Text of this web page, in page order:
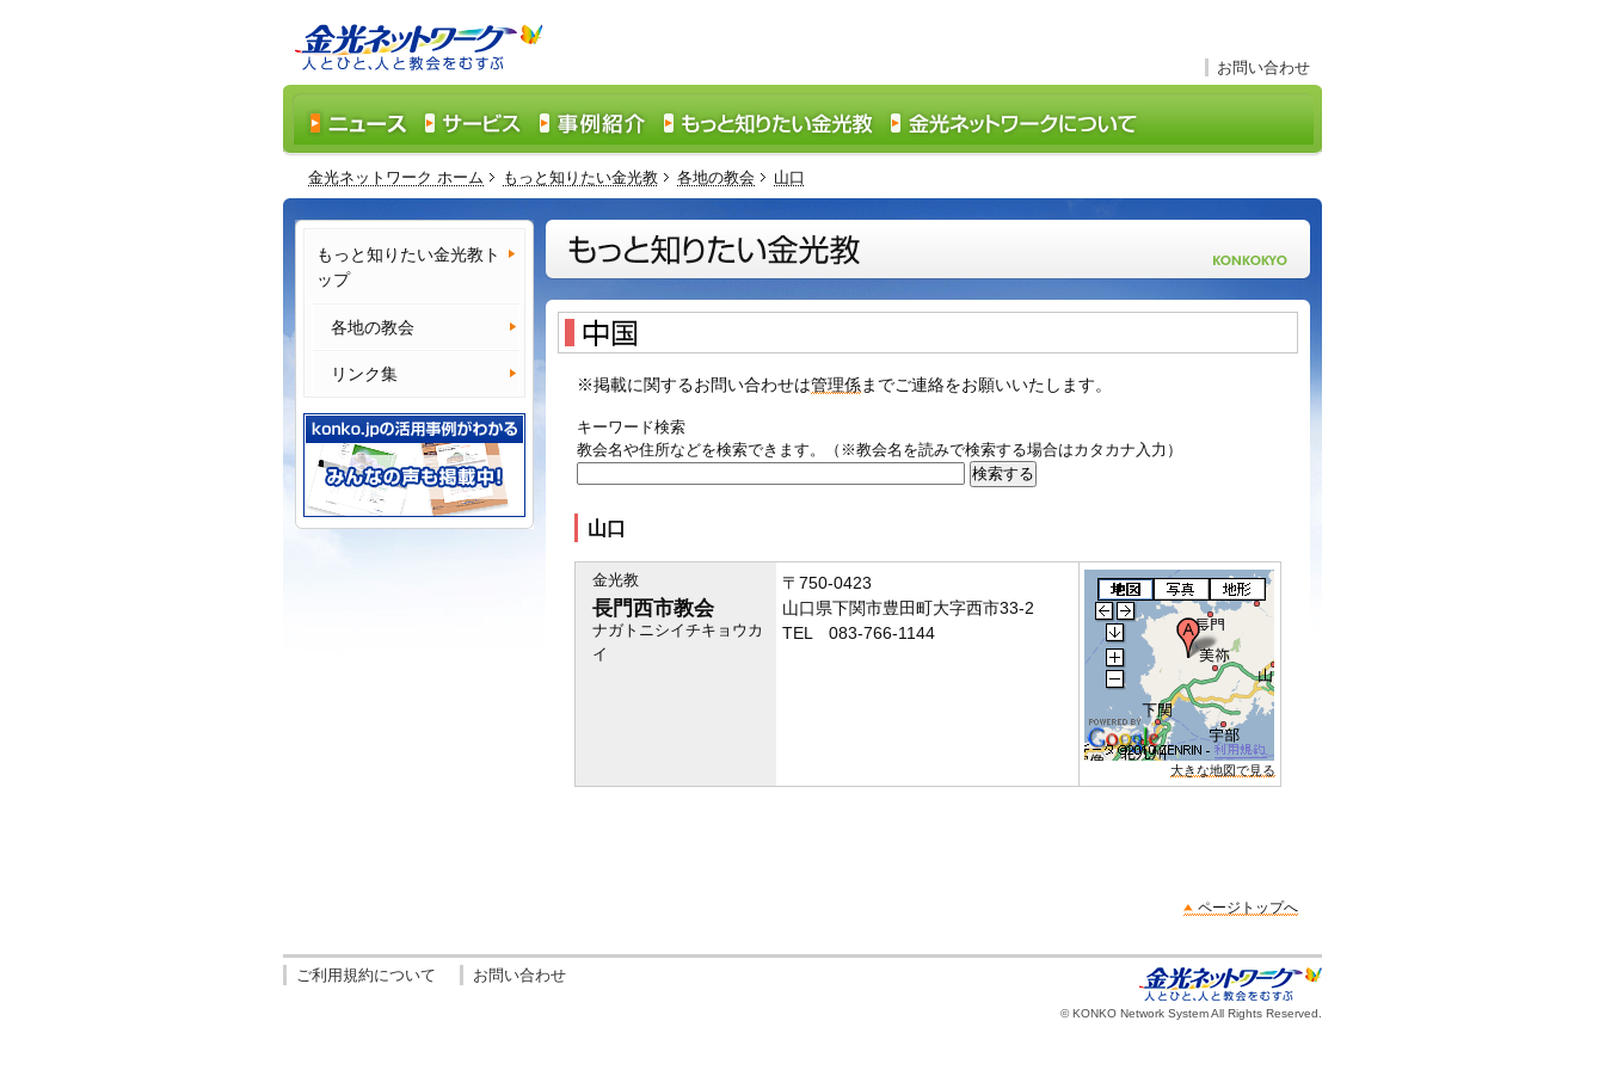
お問い合わせ
金光ネットワーク ホーム もっと知りたい金光教 各地の教会 山口
※掲載に関するお問い合わせは管理係までご連絡をお願いいたします。
キーワード検索
教会名や住所などを検索できます。（※教会名を読みで検索する場合はカタカナ入力）
山口
金光教
長門西市教会
ナガトニシイチキョウカ
イ
〒750-0423
山口県下関市豊田町大字西市33-2
TEL 083-766-1144
大きな地図で見る
もっと知りたい金光教ト
ップ
各地の教会
リンク集
ページトップへ
ご利用規約について お問い合わせ
© KONKO Network System All Rights Reserved.